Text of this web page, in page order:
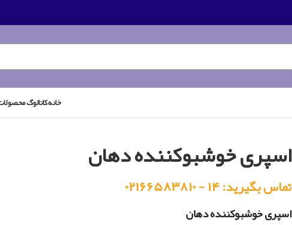
خانهکاتالوگ
اسپری خوشبوکننده دهان
تماس بگیرید: ۱۴ - ۰۲۱۶۶۵۸۳۸۱۰
اسپری خوشبوکننده دهان